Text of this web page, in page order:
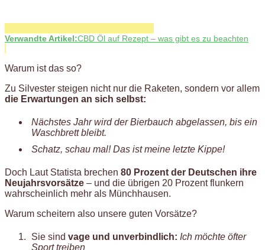
Verwandte Artikel:CBD Öl auf Rezept – was gibt es zu beachten
Warum ist das so?
Zu Silvester steigen nicht nur die Raketen, sondern vor allem
die Erwartungen an sich selbst:
Nächstes Jahr wird der Bierbauch abgelassen, bis ein
Waschbrett bleibt.
Schatz, schau mal! Das ist meine letzte Kippe!
Doch Laut Statista brechen 80 Prozent der Deutschen ihre
Neujahrsvorsätze – und die übrigen 20 Prozent flunkern
wahrscheinlich mehr als Münchhausen.
Warum scheitern also unsere guten Vorsätze?
Sie sind vage und unverbindlich: Ich möchte öfter
Sport treiben